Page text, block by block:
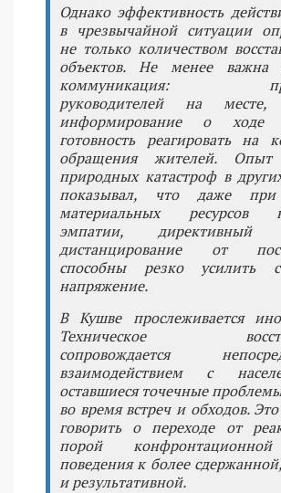
Однако эффективность
в чрезвычайной ситуации
не только количеством
объектов. Не менее важна
коммуникация:
руководителей на месте,
информирование о
готовность реагировать на
обращения жителей. Опыт
природных катастроф в
показывал, что даже
материальных ресурсов
эмпатии,
дистанцирование от
способны резко усилить
напряжение.
В Кушве прослеживается
Техническое
сопровождается
взаимодействием с
оставшиеся точечные
во время встреч и обходов.
говорить о переходе от
порой
поведения к более
и результативной.